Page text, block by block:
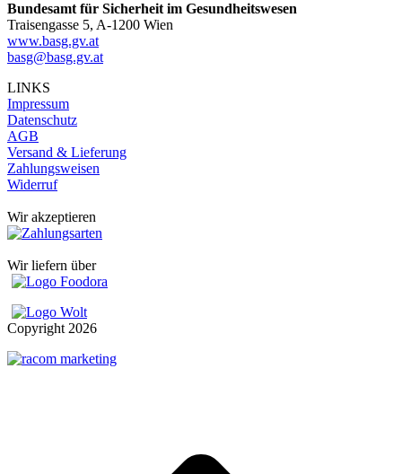
Bundesamt für Sicherheit im Gesundheitswesen
Traisengasse 5, A-1200 Wien
www.basg.gv.at
basg@basg.gv.at
LINKS
Impressum
Datenschutz
AGB
Versand & Lieferung
Zahlungsweisen
Widerruf
Wir akzeptieren
Wir liefern über
Copyright 2026